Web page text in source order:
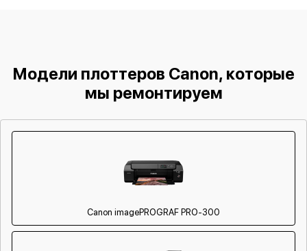
Модели плоттеров Canon, которые
мы ремонтируем
Canon imagePROGRAF PRO-300